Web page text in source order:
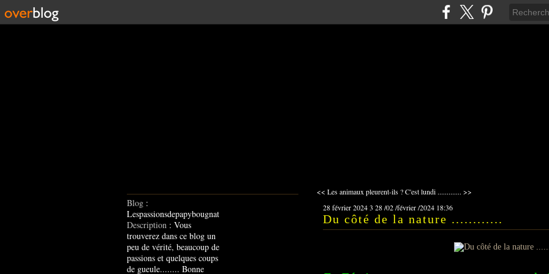
Blog :
Lespassionsdepapybougnat
Description : Vous
trouverez dans ce blog un
peu de vérité, beaucoup de
passions et quelques coups
de gueule........ Bonne
<< Les animaux pleurent-ils ?C'est lundi ............. >>
28 février 20243 28/02/février/2024 18:36
Du côté de la nature ............